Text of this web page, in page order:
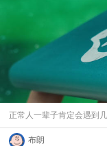
专
题
正常人一辈子肯定会遇到
布朗